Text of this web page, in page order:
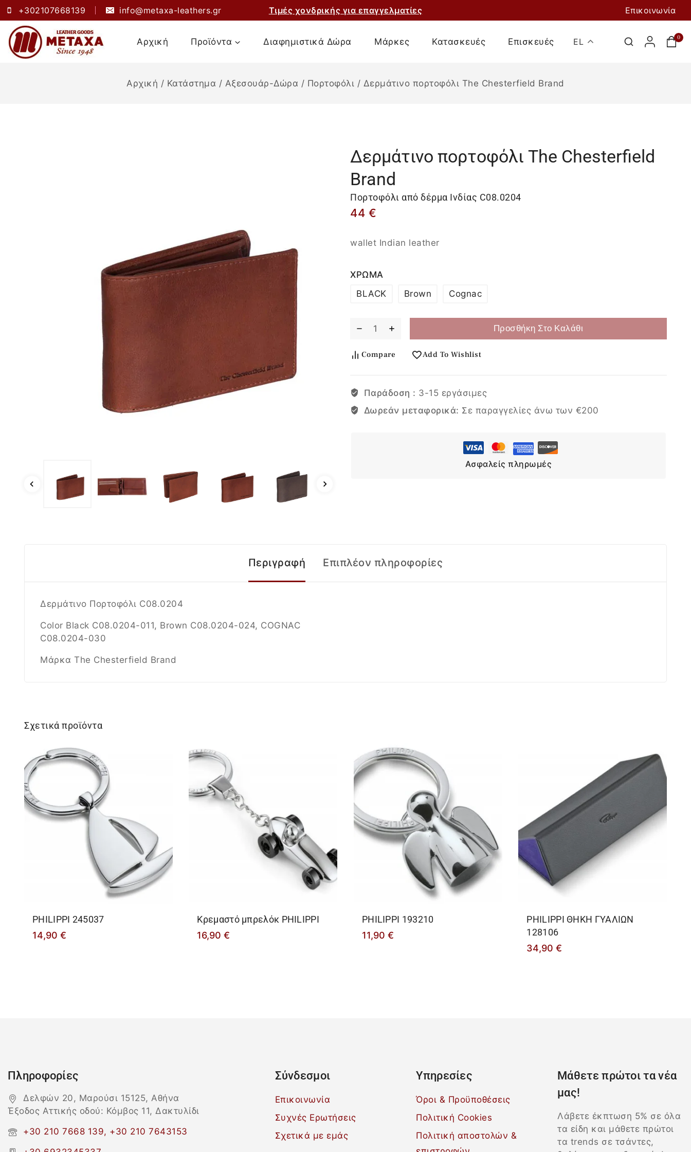
+302107668139 info@metaxa-leathers.gr Τιμές χονδρικής για επαγγελματίες Επικοινωνία
Αρχική Προϊόντα Διαφημιστικά Δώρα Μάρκες Κατασκευές Επισκευές EL 0
Αρχική / Κατάστημα / Αξεσουάρ-Δώρα / Πορτοφόλι / Δερμάτινο πορτοφόλι The Chesterfield Brand
Δερμάτινο πορτοφόλι The Chesterfield
Brand
Πορτοφόλι από δέρμα Ινδίας C08.0204
44 €
wallet Indian leather
ΧΡΩΜΑ
BLACK
Brown Cognac
Προσθήκη Στο Καλάθι
Compare Add To Wishlist
Παράδοση : 3-15 εργάσιμες
Δωρεάν μεταφορικά: Σε παραγγελίες άνω των €200
Ασφαλείς πληρωμές
Περιγραφή Επιπλέον πληροφορίες
Δερμάτινο Πορτοφόλι C08.0204
Color Black C08.0204-011, Brown C08.0204-024, COGNAC
C08.0204-030
Μάρκα The Chesterfield Brand
Σχετικά προϊόντα
PHILIPPΙ 245037
14,90 €
Κρεμαστό μπρελόκ PHILIPPΙ
16,90€
PHILIPPΙ 193210
11,90 €
PHILIPPΙ ΘΗΚΗ ΓΥΑΛΙΩΝ
128106
34,90€
Πληροφορίες
Δελφών 20, Μαρούσι 15125, Αθήνα
Έξοδος Αττικής οδού: Κόμβος 11, Δακτυλίδι
+30 210 7668 139, +30 210 7643153
Σύνδεσμοι
Επικοινωνία
Συχνές Ερωτήσεις
Σχετικά με εμάς
Υπηρεσίες
Όροι & Προϋποθέσεις
Πολιτική Cookies
Πολιτική αποστολών &
Μάθετε πρώτοι τα νέα
μας!
Λάβετε έκπτωση 5% σε όλα
τα είδη και μάθετε πρώτοι
τα trends σε τσάντες,